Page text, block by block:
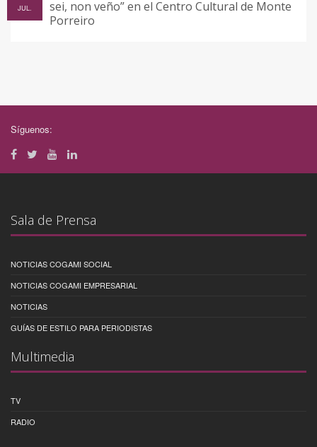
sei, non veño” en el Centro Cultural de Monte
Porreiro
JUL.
Síguenos:
Sala de Prensa
NOTICIAS COGAMI SOCIAL
NOTICIAS COGAMI EMPRESARIAL
NOTICIAS
GUÍAS DE ESTILO PARA PERIODISTAS
Multimedia
TV
RADIO